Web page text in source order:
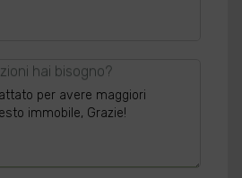
hai bisogno?